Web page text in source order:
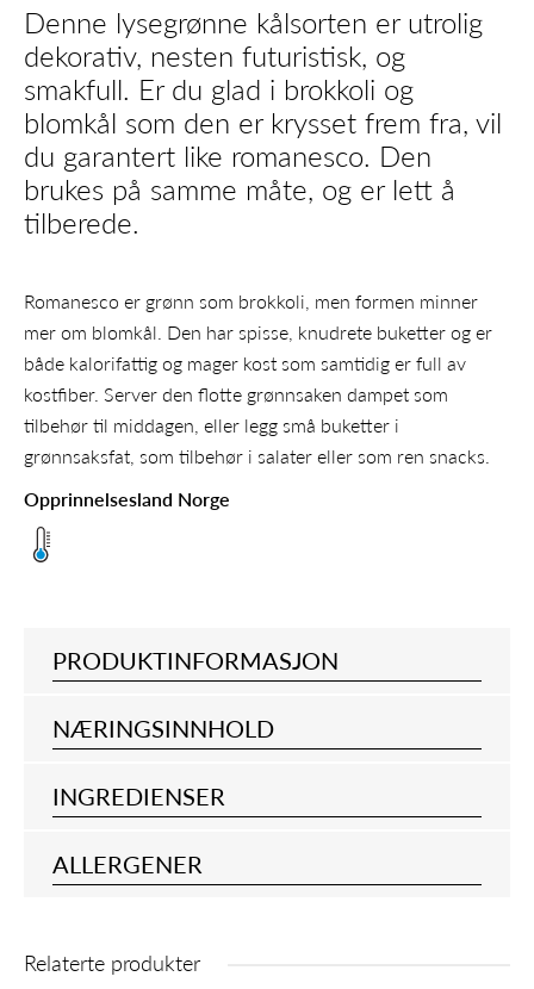
Denne lysegrønne kålsorten er utrolig
dekorativ, nesten futuristisk, og
smakfull. Er du glad i brokkoli og
blomkål som den er krysset frem fra, vil
du garantert like romanesco. Den
brukes på samme måte, og er lett å
tilberede.
Romanesco er grønn som brokkoli, men formen minner
mer om blomkål. Den har spisse, knudrete buketter og er
både kalorifattig og mager kost som samtidig er full av
kostfiber. Server den flotte grønnsaken dampet som
tilbehør til middagen, eller legg små buketter i
grønnsaksfat, som tilbehør i salater eller som ren snacks.
Opprinnelsesland Norge
PRODUKTINFORMASJON
NÆRINGSINNHOLD
INGREDIENSER
ALLERGENER
Relaterte produkter